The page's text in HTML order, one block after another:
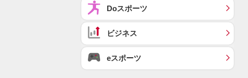
Doスポーツ
ビジネス
eスポーツ